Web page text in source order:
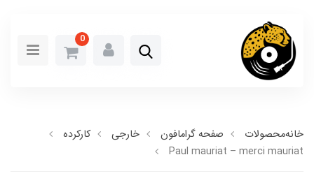
0
خانهمحصولات صفحه گرامافون خارجی
کارکرده
Paul mauriat – merci mauriat